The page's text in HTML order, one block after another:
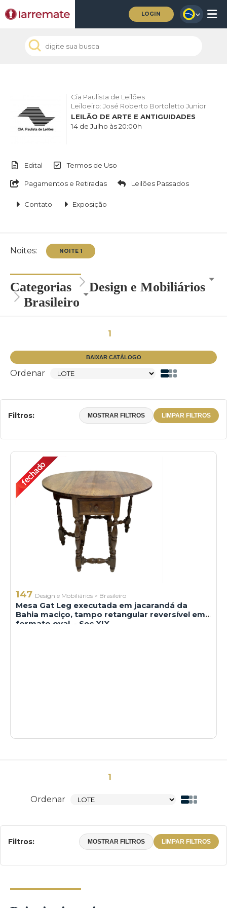
LOGIN
Cia Paulista de Leilões
Leiloeiro: José Roberto Bortoletto Junior
LEILÃO DE ARTE E ANTIGUIDADES
14 de Julho às 20:00h
Edital Termos de Uso
Pagamentos e Retiradas Leilões Passados
Contato Exposição
Noites:
Categorias
Design e Mobiliários
Brasileiro
1
BAIXAR CATÁLOGO
Ordenar
Filtros: MOSTRAR FILTROS LIMPAR FILTROS
147 Design e Mobiliários > Brasileiro
Mesa Gat Leg executada em jacarandá da
Bahia maciço, tampo retangular reversível em
formato oval, - Sec XIX
1
Ordenar
Filtros: MOSTRAR FILTROS LIMPAR FILTROS